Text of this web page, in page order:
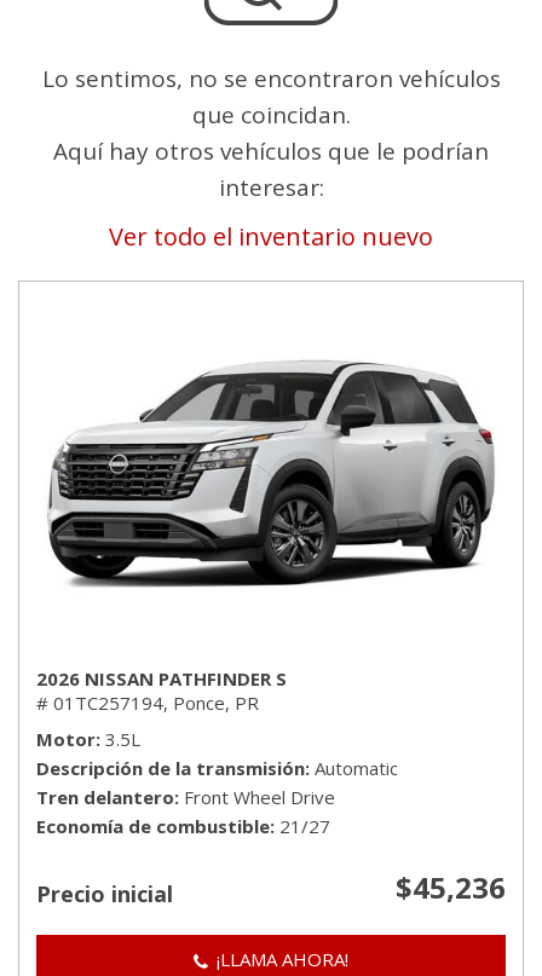
Lo sentimos, no se encontraron vehículos
que coincidan.
Aquí hay otros vehículos que le podrían
interesar:
Ver todo el inventario nuevo
2026 NISSAN PATHFINDER S
# 01TC257194, Ponce, PR
Motor 3.5L
Descripción de la transmisión Automatic
Tren delantero Front Wheel Drive
Economía de combustible 21/27
Precio inicial $45,236
¡LLAMA AHORA!